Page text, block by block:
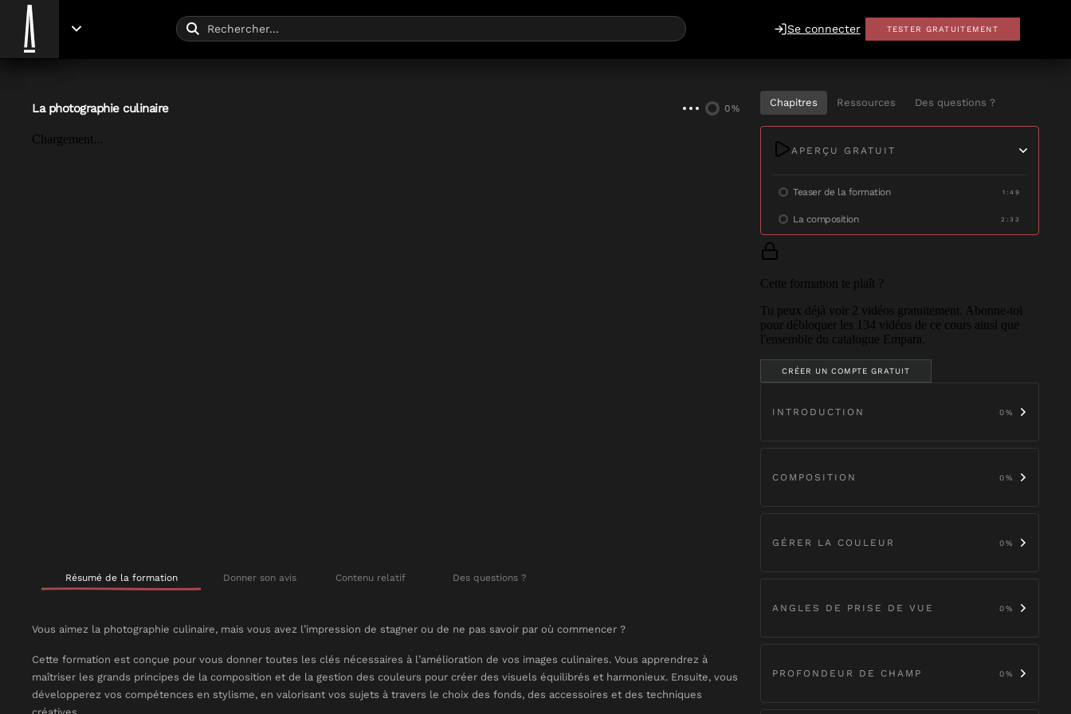
Se connecter TESTER GRATUITEMENT
La photographie culinaire 0%
Chargement...
Résumé de la formation Donner son avis Contenu relatif Des questions ?
Vous aimez la photographie culinaire, mais vous avez l’impression de stagner ou de ne pas savoir par où commencer ?
Cette formation est conçue pour vous donner toutes les clés nécessaires à l’amélioration de vos images culinaires. Vous apprendrez à
maîtriser les grands principes de la composition et de la gestion des couleurs pour créer des visuels équilibrés et harmonieux. Ensuite, vous
développerez vos compétences en stylisme, en valorisant vos sujets à travers le choix des fonds, des accessoires et des techniques
Chapitres Ressources Des questions ?
APERÇU GRATUIT
Teaser de la formation 1:49
La composition 2:33
Cette formation te plaît ?
Tu peux déjà voir 2 vidéos gratuitement. Abonne-toi
pour débloquer les 134 vidéos de ce cours ainsi que
l'ensemble du catalogue Empara.
CRÉER UN COMPTE GRATUIT
INTRODUCTION 0%
COMPOSITION 0%
GÉRER LA COULEUR 0%
ANGLES DE PRISE DE VUE 0%
PROFONDEUR DE CHAMP 0%